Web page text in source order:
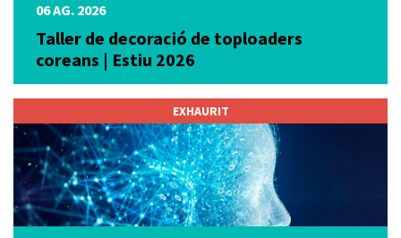
06 AG. 2026
Taller de decoració de toploaders
coreans | Estiu 2026
EXHAURIT